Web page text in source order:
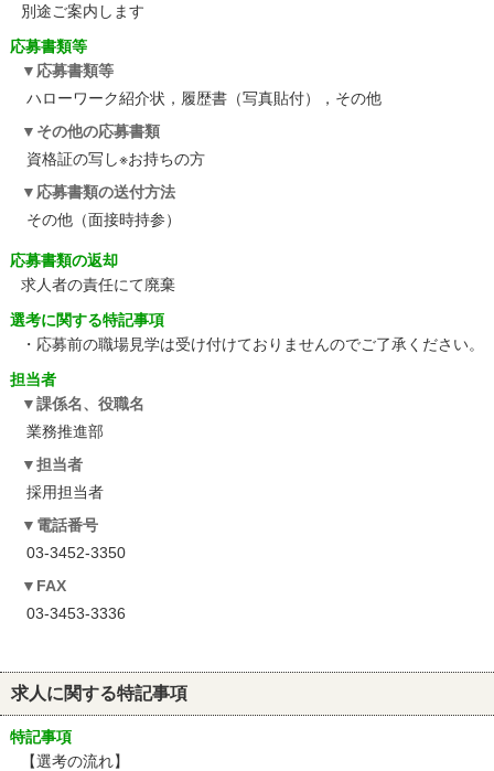
別途ご案内します
応募書類等
応募書類等
ハローワーク紹介状，履歴書（写真貼付），その他
その他の応募書類
資格証の写し※お持ちの方
応募書類の送付方法
その他（面接時持参）
応募書類の返却
求人者の責任にて廃棄
選考に関する特記事項
・応募前の職場見学は受け付けておりませんのでご了承ください。
担当者
課係名、役職名
業務推進部
担当者
採用担当者
電話番号
03-3452-3350
FAX
03-3453-3336
求人に関する特記事項
特記事項
【選考の流れ】